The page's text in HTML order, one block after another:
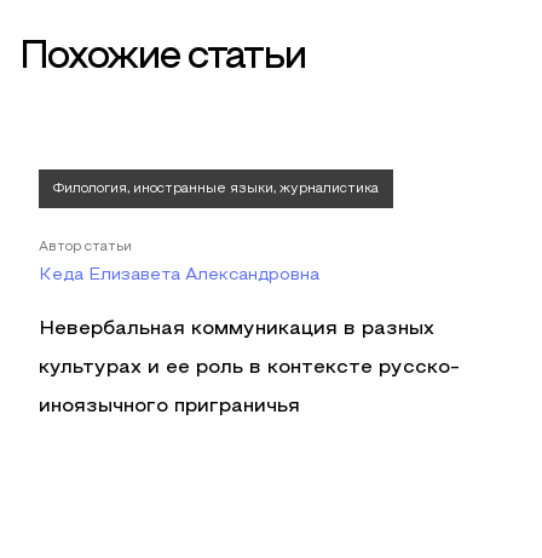
Похожие статьи
Филология, иностранные языки, журналистика
Автор статьи
Кеда Елизавета Александровна
Невербальная коммуникация в разных
культурах и ее роль в контексте русско-
иноязычного приграничья